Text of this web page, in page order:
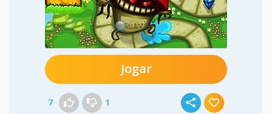
Jogar
7 1